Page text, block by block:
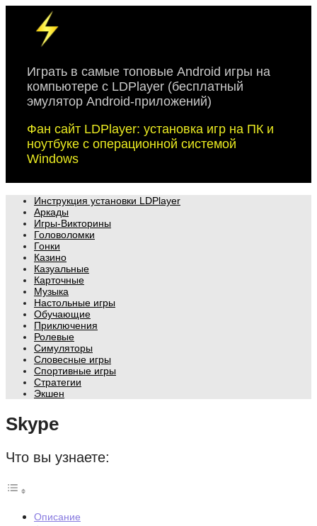
content
Играть в самые топовые Android игры на
компьютере с LDPlayer (бесплатный
эмулятор Android-приложений)
Фан сайт LDPlayer: установка игр на ПК и
ноутбуке с операционной системой
Windows
Инструкция установки LDPlayer
Аркады
Игры-Викторины
Головоломки
Гонки
Казино
Казуальные
Карточные
Музыка
Настольные игры
Обучающие
Приключения
Ролевые
Симуляторы
Словесные игры
Спортивные игры
Стратегии
Экшен
Skype
Что вы узнаете:
Описание